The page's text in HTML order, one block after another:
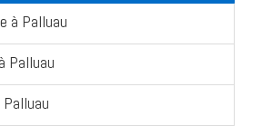
à Palluau
Palluau